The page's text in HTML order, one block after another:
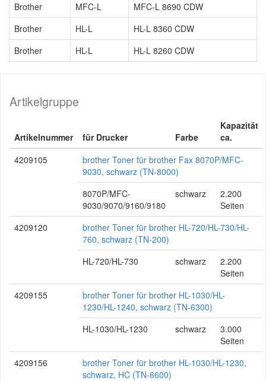
Brother
MFC-L
MFC-L 8690 CDW
Brother
HL-L
HL-L 8360 CDW
Brother
HL-L HL-L 8260 CDW
Artikelgruppe
Artikelnummer für Drucker Farbe
Kapazität
ca.
4209105
brother Toner für brother Fax 8070P/MFC-
9030, schwarz (TN-8000)
8070P/MFC-
9030/9070/9160/9180
schwarz
2.200
Seiten
4209120
brother Toner für brother HL-720/HL-730/HL-
760, schwarz (TN-200)
HL-720/HL-730
schwarz
2.200
Seiten
4209155
brother Toner für brother HL-1030/HL-
1230/HL-1240, schwarz (TN-6300)
HL-1030/HL-1230
schwarz
3.000
Seiten
4209156
brother Toner für brother HL-1030/HL-1230,
schwarz, HC (TN-6600)